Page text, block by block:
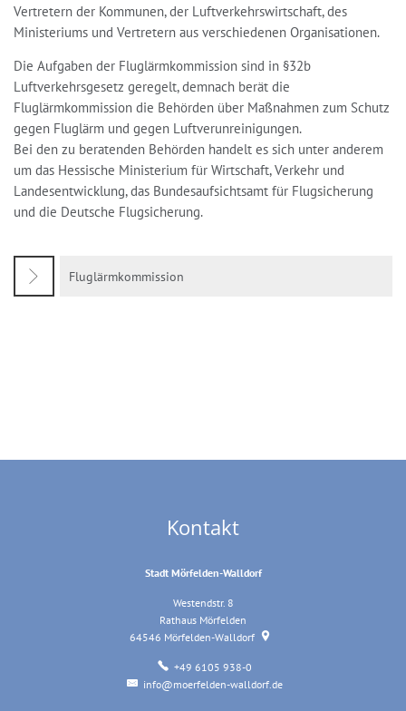
Vertretern der Kommunen, der Luftverkehrswirtschaft, des
Ministeriums und Vertretern aus verschiedenen Organisationen.
Die Aufgaben der Fluglärmkommission sind in §32b
Luftverkehrsgesetz geregelt, demnach berät die
Fluglärmkommission die Behörden über Maßnahmen zum Schutz
gegen Fluglärm und gegen Luftverunreinigungen.
Bei den zu beratenden Behörden handelt es sich unter anderem
um das Hessische Ministerium für Wirtschaft, Verkehr und
Landesentwicklung, das Bundesaufsichtsamt für Flugsicherung
und die Deutsche Flugsicherung.
Fluglärmkommission
Kontakt
Stadt Mörfelden-Walldorf
Westendstr. 8
Rathaus Mörfelden
64546 Mörfelden-Walldorf
+49 6105 938-0
info@moerfelden-walldorf.de